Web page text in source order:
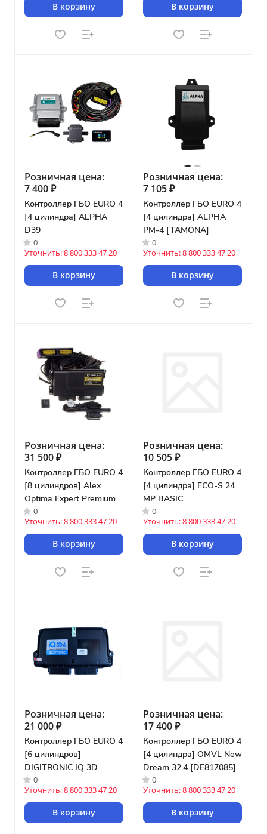
В корзину В корзину
Розничная цена:
7 400 ₽
Контроллер ГБО EURO 4
[4 цилиндра] ALPHA
D39
0
Уточнить: 8 800 333 47 20
В корзину
Розничная цена:
7 105 ₽
Контроллер ГБО EURO 4
[4 цилиндра] ALPHA
PM-4 [TAMONA]
0
Уточнить: 8 800 333 47 20
В корзину
Розничная цена:
31 500 ₽
Контроллер ГБО EURO 4
[8 цилиндров] Alex
Optima Expert Premium
0
Уточнить: 8 800 333 47 20
В корзину
Розничная цена:
10 505 ₽
Контроллер ГБО EURO 4
[4 цилиндра] ECO-S 24
MP BASIC
0
Уточнить: 8 800 333 47 20
В корзину
Розничная цена:
21 000 ₽
Контроллер ГБО EURO 4
[6 цилиндров]
DIGITRONIC IQ 3D
0
Уточнить: 8 800 333 47 20
В корзину
Розничная цена:
17 400 ₽
Контроллер ГБО EURO 4
[4 цилиндра] OMVL New
Dream 32.4 [DE817085]
0
Уточнить: 8 800 333 47 20
В корзину